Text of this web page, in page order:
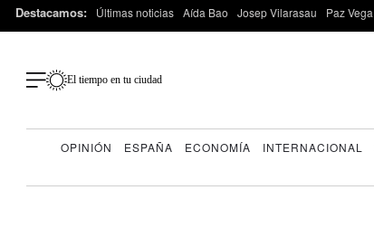
Destacamos: Últimas noticias Aída Bao Josep Vilarasau Paz Vega
El tiempo en tu ciudad
OPINIÓN ESPAÑA ECONOMÍA INTERNACIONAL